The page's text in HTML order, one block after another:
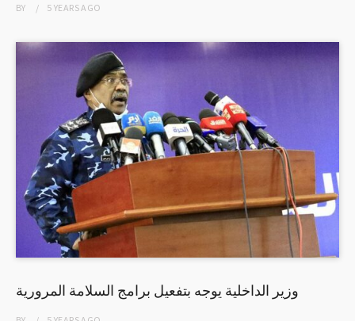
BY 5 YEARSAGO
وزير الداخلية يوجه بتفعيل برامج السلامة المرورية